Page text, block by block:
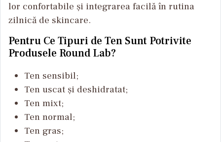
lor confortabile și integrarea facilă în rutina
zilnică de skincare.
Pentru Ce Tipuri de Ten Sunt Potrivite
Produsele Round Lab?
Ten sensibil;
Ten uscat și deshidratat;
Ten mixt;
Ten normal;
Ten gras;